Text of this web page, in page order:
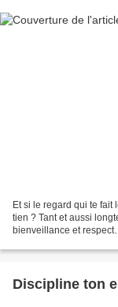
Et si le regard qui te
tien ? Tant et aussi
bienveillance et
Discipline ton